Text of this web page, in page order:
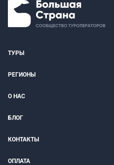
ТУРЫ
РЕГИОНЫ
О НАС
БЛОГ
КОНТАКТЫ
ОПЛАТА